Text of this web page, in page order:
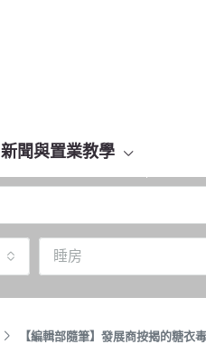
新聞與置業教學
睡房
【編輯部隨筆】發展商按揭的糖衣